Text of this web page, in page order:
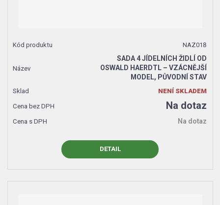
NAZ018
SADA 4 JÍDELNÍCH ŽIDLÍ OD
OSWALD HAERDTL – VZÁCNĚJŠÍ
MODEL, PŮVODNÍ STAV
NENÍ SKLADEM
Na dotaz
Na dotaz
DETAIL